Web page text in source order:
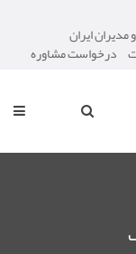
ایران
درخواست مشاوره